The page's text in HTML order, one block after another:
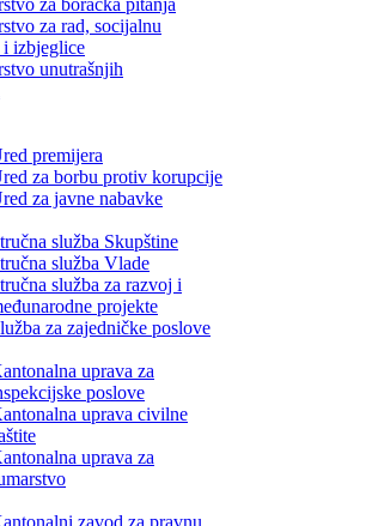
za boračka pitanja
za rad, socijalnu
izbjeglice
unutrašnjih
premijera
za borbu protiv korupcije
za javne nabavke
služba Skupštine
služba Vlade
služba za razvoj i
projekte
za zajedničke poslove
uprava za
poslove
uprava civilne
uprava za
zavod za pravnu